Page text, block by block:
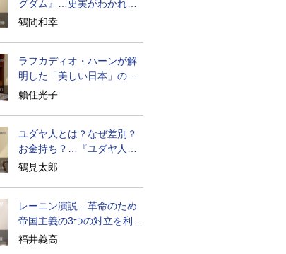
グダム』…史実がわかれば
物語はもっと面白い
鶴間和幸
ラフカディオ・ハーンが解
明した「美しい日本」の秘
密と未来
賴住光子
ユダヤ人とは？なぜ差別？
お金持ち？…『ユダヤ人の
歴史』に学ぶ
鶴見太郎
レーニン演説…革命のため
帝国主義の3つの対立を利用
せよ
福井義高